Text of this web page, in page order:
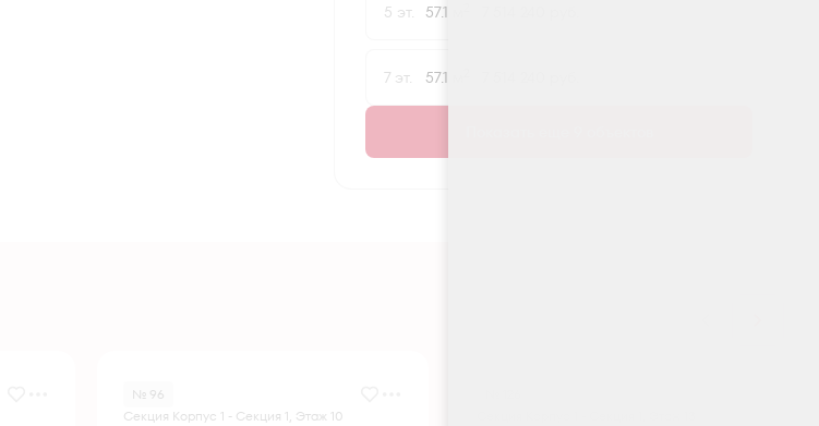
5 эт. 57.1 м
7 эт. 57.1 м
№ 96
Секция Корпус 1 - Секция 1, Этаж 10